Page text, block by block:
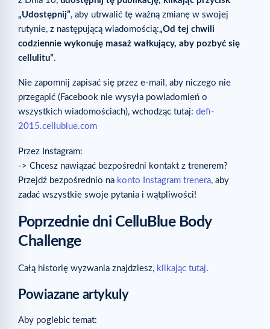
„Udostępnij”, aby utrwalić tę ważną zmianę w swojej
rutynie, z następującą wiadomością:„Od tej chwili
codziennie wykonuję masaż wałkujący, aby pozbyć się
cellulitu”.
Nie zapomnij zapisać się przez e-mail, aby niczego nie
przegapić (Facebook nie wysyła powiadomień o
wszystkich wiadomościach), wchodząc tutaj: defi-
2015.cellublue.com
Przez Instagram:
-> Chcesz nawiązać bezpośredni kontakt z trenerem?
Przejdź bezpośrednio na konto Instagram trenera, aby
zadać wszystkie swoje pytania i wątpliwości!
Poprzednie dni CelluBlue Body
Challenge
Całą historię wyzwania znajdziesz, klikając tutaj.
Powiazane artykuly
Aby poglebic temat: